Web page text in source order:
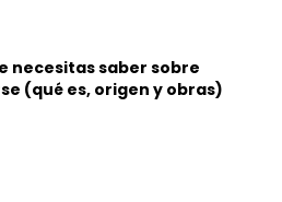
necesitas saber sobre
(qué es, origen y obras)